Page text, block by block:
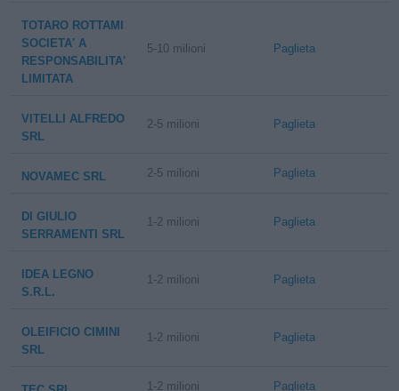
TOTARO ROTTAMI
SOCIETA' A
RESPONSABILITA'
LIMITATA
5-10 milioni Paglieta
VITELLI ALFREDO
SRL
2-5 milioni Paglieta
NOVAMEC SRL 2-5 milioni Paglieta
DI GIULIO
SERRAMENTI SRL
1-2 milioni Paglieta
IDEA LEGNO
S.R.L.
1-2 milioni Paglieta
OLEIFICIO CIMINI
SRL
1-2 milioni Paglieta
1-2 milioni Paglieta